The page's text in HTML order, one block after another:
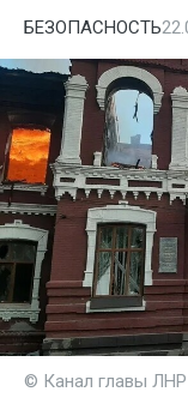
БЕЗОПАСНОСТЬ
© Канал главы